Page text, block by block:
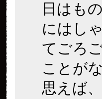
日はも
にはし
てごろ
ことが
思えば